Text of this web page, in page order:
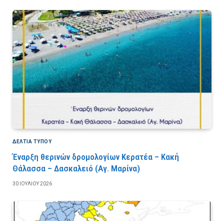
ΔΕΛΤΙΑ ΤΥΠΟΥ
Έναρξη θερινών δρομολογίων Κερατέα – Κακή
Θάλασσα – Δασκαλειό (Αγ. Μαρίνα)
30 ΙΟΥΛΊΟΥ 2026